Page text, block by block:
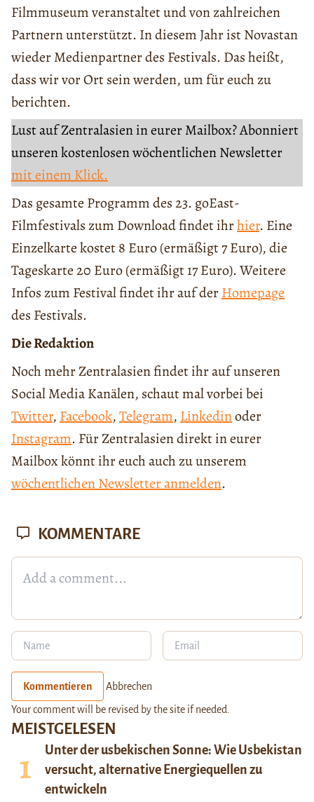
Filmmuseum veranstaltet und von zahlreichen
Partnern unterstützt. In diesem Jahr ist Novastan
wieder Medienpartner des Festivals. Das heißt,
dass wir vor Ort sein werden, um für euch zu
berichten.
Lust auf Zentralasien in eurer Mailbox? Abonniert
unseren kostenlosen wöchentlichen Newsletter
mit einem Klick.
Das gesamte Programm des 23. goEast-
Filmfestivals zum Download findet ihrhier. Eine
Einzelkarte kostet 8 Euro (ermäßigt 7 Euro), die
Tageskarte 20 Euro (ermäßigt 17 Euro). Weitere
Infos zum Festival findet ihr auf derHomepage
des Festivals.
Die Redaktion
Noch mehr Zentralasien findet ihr auf unseren
Social Media Kanälen, schaut mal vorbei bei
Twitter, Facebook,Telegram, Linkedinoder
Instagram. Für Zentralasien direkt in eurer
Mailbox könnt ihr euch auch zu unserem
wöchentlichen Newsletter anmelden.
MEISTGELESEN
Unter der usbekischen Sonne: Wie Usbekistan
versucht, alternative Energiequellen zu
entwickeln
KOMMENTARE
Kommentieren Abbrechen
Your comment will be revised by the site if needed.